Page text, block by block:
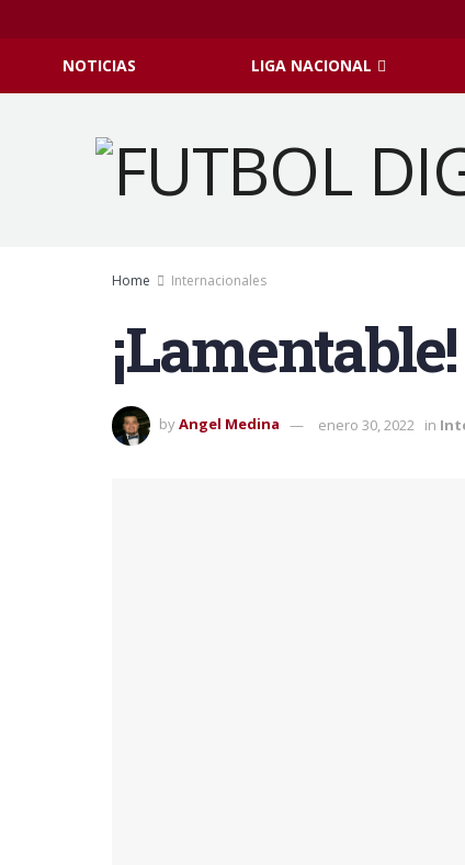
NOTICIAS LIGA NACIONAL
Home Internacionales
¡Lamentable!
byAngel Medina enero 30, 2022 in